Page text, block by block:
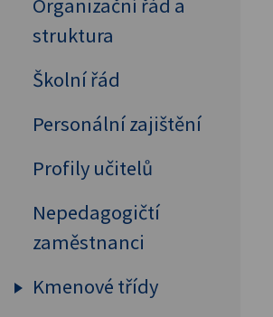
Organizační řád a
struktura
Školní řád
Personální zajištění
Profily učitelů
Nepedagogičtí
zaměstnanci
Kmenové třídy